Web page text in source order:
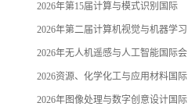
2026年第15届计算与模式识别国际
2026年第二届计算机视觉与机器学习
2026年无人机遥感与人工智能国际会
2026资源、化学化工与应用材料国际
2026年图像处理与数字创意设计国际